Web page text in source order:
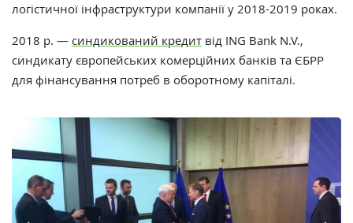
логістичної інфраструктури компанії у 2018-2019 роках.
2018 р. — синдикований кредит від ING Bank N.V.,
синдикату європейських комерційних банків та ЄБРР
для фінансування потреб в оборотному капіталі.